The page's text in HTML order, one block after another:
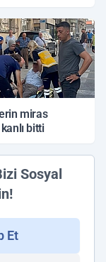
miras
bitti
Sosyal
Et